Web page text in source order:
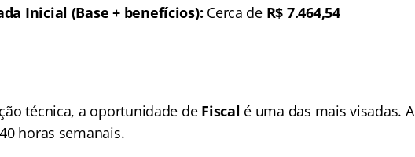
Inicial (Base + benefícios): Cerca de R$ 7.464,54
técnica, a oportunidade de Fiscal é uma das mais visadas. A
horas semanais.